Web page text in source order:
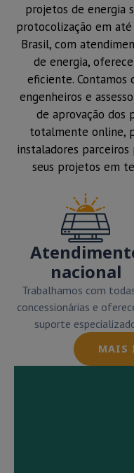
projetos de energia
protocolização em
Brasil, com
de energia,
eficiente. Contamos
engenheiros e
de aprovação dos
totalmente online,
instaladores parceiros
seus projetos em
nacional
Trabalhamos com
concessionárias e
suporte
MAIS